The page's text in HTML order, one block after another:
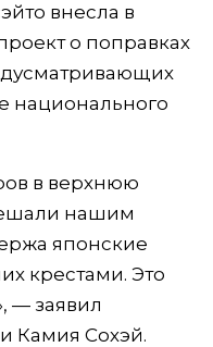
внесла в
о поправках
национального
в верхнюю
нашим
японские
крестами. Это
— заявил
Камия Сохэй.